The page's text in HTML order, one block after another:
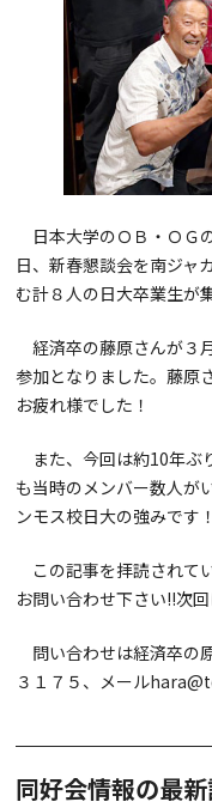
日本大学のＯＢ・ＯＧ
日、新春懇談会を南ジャ
む計８人の日大卒業生が
経済卒の藤原さんが３
参加となりました。藤原
お疲れ様でした！
また、今回は約10年ぶ
も当時のメンバー数人が
ンモス校日大の強みです！
この記事を拝読されて
お問い合わせ下さい!!次
問い合わせは経済卒の
３１７５、メール
同好会情報の最